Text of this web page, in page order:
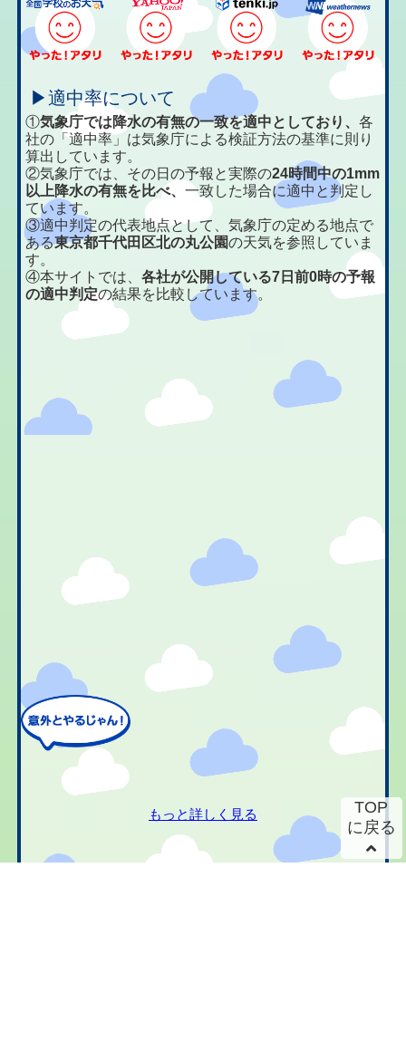
▶適中率について
①気象庁では降水の有無の一致を適中としており、各
社の「適中率」は気象庁による検証方法の基準に則り
算出しています。
②気象庁では、その日の予報と実際の24時間中の1mm
以上降水の有無を比べ、一致した場合に適中と判定し
ています。
③適中判定の代表地点として、気象庁の定める地点で
ある東京都千代田区北の丸公園の天気を参照していま
す。
④本サイトでは、各社が公開している7日前0時の予報
の適中判定の結果を比較しています。
もっと詳しく見る
TOP
に戻る